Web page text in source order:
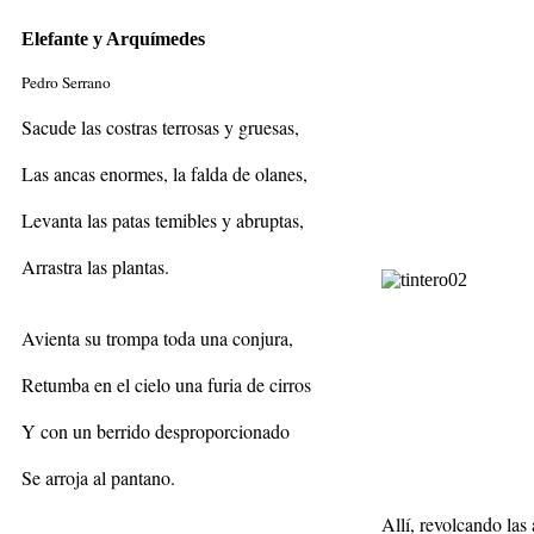
Elefante y Arquímedes
Pedro Serrano
Sacude las costras terrosas y gruesas,
Las ancas enormes, la falda de olanes,
Levanta las patas temibles y abruptas,
Arrastra las plantas.
Avienta su trompa toda una conjura,
Retumba en el cielo una furia de cirros
Y con un berrido desproporcionado
Se arroja al pantano.
Allí, revolcando las